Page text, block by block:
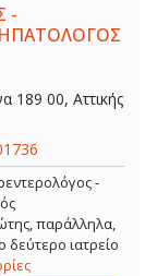
-
189 00, Αττικής
-
παράλληλα,
δεύτερο ιατρείο